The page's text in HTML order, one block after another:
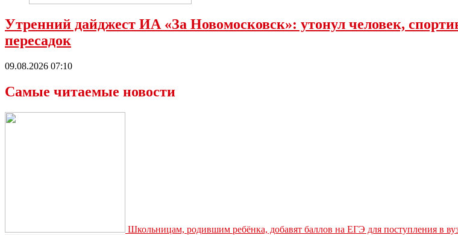
Утренний дайджест ИА «За Новомосковск»: утонул человек,
пересадок
09.08.2026 07:10
Самые читаемые новости
Школьницам, родившим ребёнка, добавят баллов на ЕГЭ для поступления в